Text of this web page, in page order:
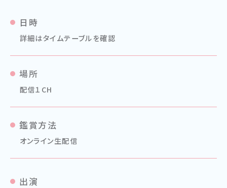
日時
詳細はタイムテーブルを確認
場所
配信１CH
鑑賞方法
オンライン生配信
出演